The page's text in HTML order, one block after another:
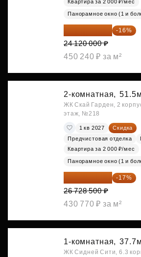
Квартира за 2 000 ₽/мес
Панорамное окно (1 и
20 260 800 ₽ -16%
24 120 000 ₽
450 240 ₽ за м²
2-комнатная,
ЖК Скай Гарден, 2
этаж, №218
1 кв 2027
Скидка
Предчистовая отделка
Квартира за 2 000 ₽/мес
Панорамное окно (1 и
22 184 655 ₽ -17%
26 728 500 ₽
430 770 ₽ за м²
1-комнатная,
ЖК Сидней Сити, 6.3